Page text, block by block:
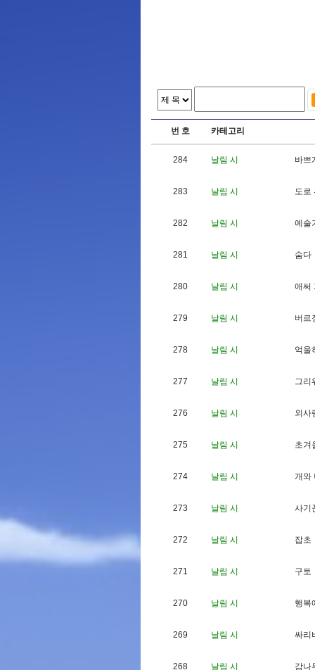
번 호 카테고리
284 날림 시 바쁘
283 날림 시 도로
282 날림 시 예 술
281 날림 시 숨다
280 날림 시 애써
279 날림 시 버 르
278 날림 시 억 울
277 날림 시 그리
276 날림 시 외 사
275 날림 시 초겨
274 날림 시 개와
273 날림 시 사기
272 날림 시 잡초
271 날림 시 구토
270 날림 시 행복
269 날림 시 싸리
268 날림 시 감나